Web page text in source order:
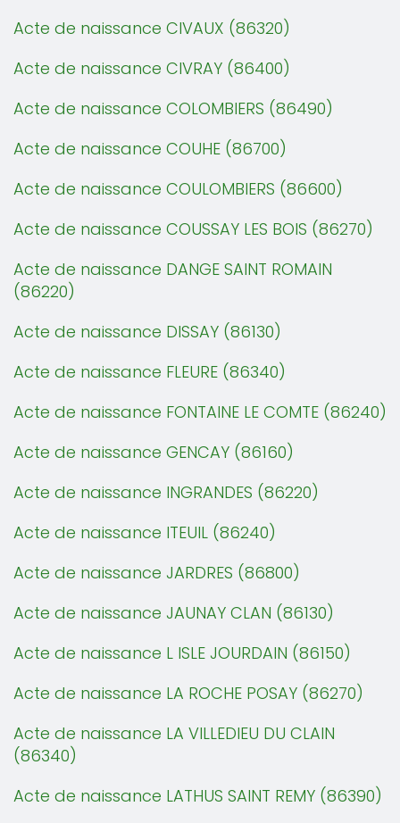
Acte de naissance CIVAUX (86320)
Acte de naissance CIVRAY (86400)
Acte de naissance COLOMBIERS (86490)
Acte de naissance COUHE (86700)
Acte de naissance COULOMBIERS (86600)
Acte de naissance COUSSAY LES BOIS (86270)
Acte de naissance DANGE SAINT ROMAIN
(86220)
Acte de naissance DISSAY (86130)
Acte de naissance FLEURE (86340)
Acte de naissance FONTAINE LE COMTE (86240)
Acte de naissance GENCAY (86160)
Acte de naissance INGRANDES (86220)
Acte de naissance ITEUIL (86240)
Acte de naissance JARDRES (86800)
Acte de naissance JAUNAY CLAN (86130)
Acte de naissance L ISLE JOURDAIN (86150)
Acte de naissance LA ROCHE POSAY (86270)
Acte de naissance LA VILLEDIEU DU CLAIN
(86340)
Acte de naissance LATHUS SAINT REMY (86390)